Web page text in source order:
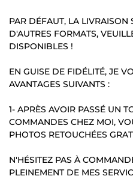
PAR DÉFAUT, LA
D'AUTRES FORMATS,
DISPONIBLES !
EN GUISE DE FIDÉLITÉ, JE
AVANTAGES SUIVANTS :
1- APRÈS AVOIR PASSÉ UN
COMMANDES CHEZ MOI,
PHOTOS RETOUCHÉES
N'HÉSITEZ PAS À
PLEINEMENT DE MES